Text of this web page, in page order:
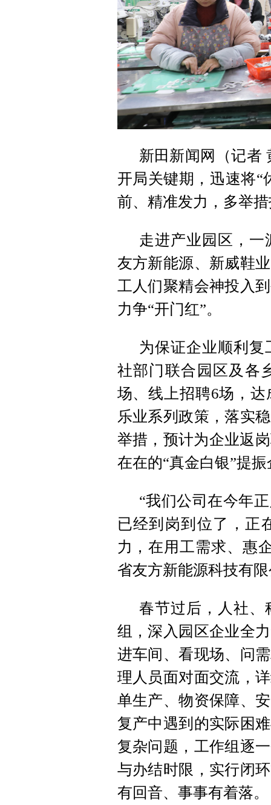
新田新闻网（记者
开局关键期，迅速将“
前、精准发力，多举
走进产业园区，
友方新能源、新威鞋
工人们聚精会神投入
力争“开门红”。
为保证企业顺利
社部门联合园区及各
场、线上招聘6场，
乐业系列政策，落实
举措，预计为企业返
在在的“真金白银”提
“我们公司在今年
已经到岗到位了，正
力，在用工需求、惠
省友方新能源科技有
春节过后，人社、
组，深入园区企业全
进车间、看现场、问
理人员面对面交流，
单生产、物资保障、
复产中遇到的实际困
复杂问题，工作组逐
与办结时限，实行闭
有回音、事事有着落。